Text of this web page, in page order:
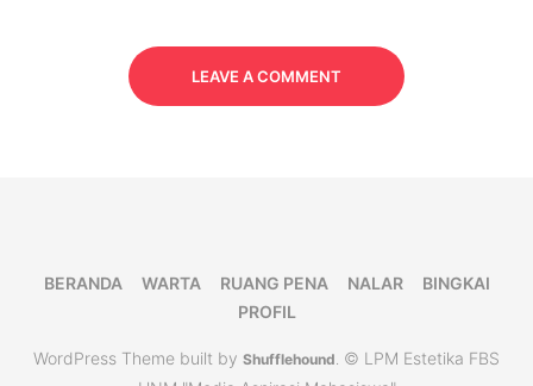
LEAVE A COMMENT
BERANDA WARTA RUANG PENA NALAR
BINGKAI
PROFIL
WordPress Theme built by Shufflehound. © LPM Estetika FBS